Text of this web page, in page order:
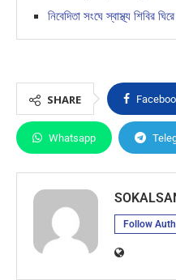
নিবেদিতা সংঘে স্বাস্থ্য শিবির
SHARE
Whatsapp
Follow